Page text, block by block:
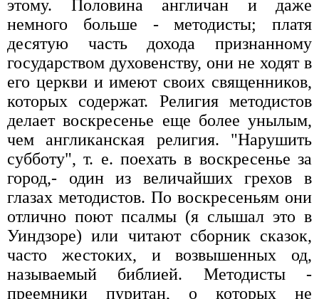
этому. Половина англичан и даже
немного больше - методисты; платя
десятую часть дохода признанному
государством духовенству, они не ходят в
его церкви и имеют своих священников,
которых содержат. Религия методистов
делает воскресенье еще более унылым,
чем англиканская религия. "Нарушить
субботу", т. е. поехать в воскресенье за
город,- один из величайших грехов в
глазах методистов. По воскресеньям они
отлично поют псалмы (я слышал это в
Уиндзоре) или читают сборник сказок,
часто жестоких, и возвышенных од,
называемый библией. Методисты -
преемники пуритан, о которых не